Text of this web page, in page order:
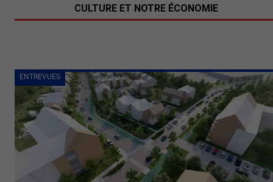
ENTREVUES
CULTURE ET NOTRE ÉCONOMIE